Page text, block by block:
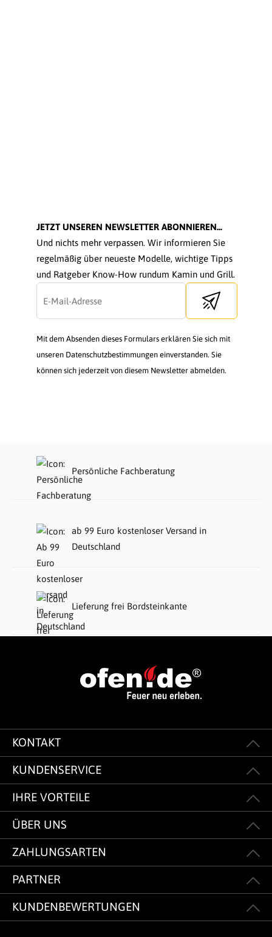
JETZT UNSEREN NEWSLETTER ABONNIEREN...
Und nichts mehr verpassen. Wir informieren Sie
regelmäßig über neueste Modelle, wichtige Tipps
und Ratgeber Know-How rundum Kamin und Grill.
Send newsletter
Mit dem Absenden dieses Formulars erklären Sie sich mit
unseren Datenschutzbestimmungen einverstanden. Sie
können sich jederzeit von diesem Newsletter abmelden.
Persönliche Fachberatung
ab 99 Euro kostenloser Versand in
Deutschland
Lieferung frei Bordsteinkante
KONTAKT
KUNDENSERVICE
IHRE VORTEILE
ÜBER UNS
ZAHLUNGSARTEN
PARTNER
KUNDENBEWERTUNGEN